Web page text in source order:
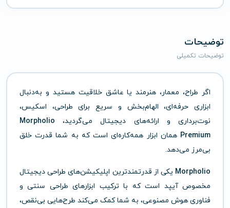
توضیحات
توضیحات تکمیلی
اگر طراح، معمار، هنرمند یا عاشق خلاقیت هستید و به‌دنبال
ابزاری حرفه‌ای، الهام‌بخش و سریع برای طراحی، اسکیس،
نوت‌برداری و ارائه‌های دیجیتال می‌گردید، Morpholio
Premium همان ابزار همه‌کاره‌ای است که به شما قدرت خلق
بی‌مرز می‌دهد.
Morpholio یکی از قدرتمندترین اپلیکیشن‌های طراحی دیجیتال
مخصوص آیپد است که با ترکیب ابزارهای طراحی سنتی و
فناوری هوش مصنوعی، به شما کمک می‌کند طرح‌هایی بی‌نقص،